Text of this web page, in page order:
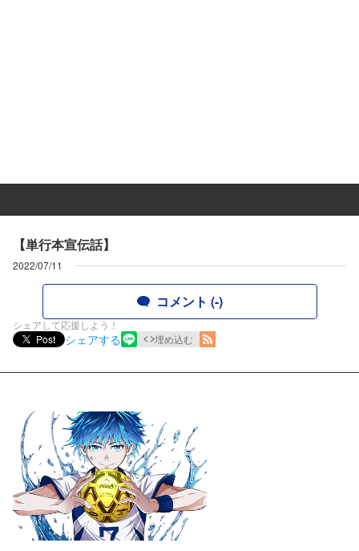
【単行本宣伝話】
2022/07/11
コメント (-)
シェアして応援しよう！
Post
シェアする 埋め込む